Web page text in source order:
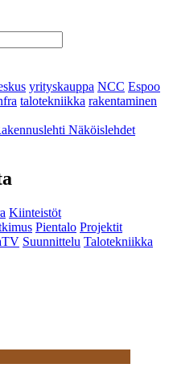
yrityskauppa NCC Espoo
talotekniikka rakentaminen
Näköislehdet
Kiinteistöt
Pientalo Projektit
Suunnittelu Talotekniikka